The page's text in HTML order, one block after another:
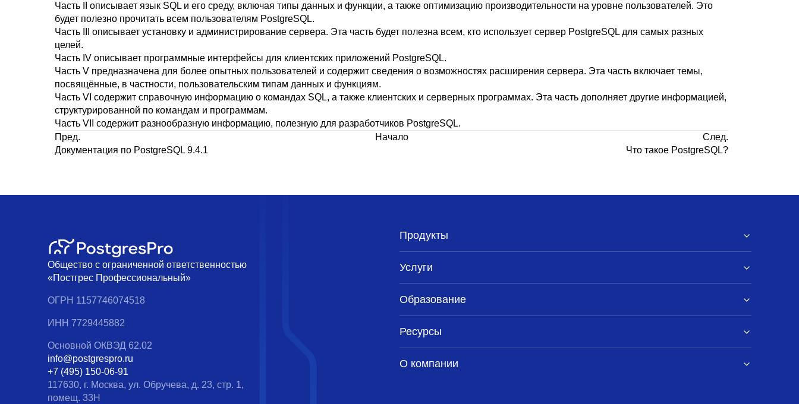
Часть II
описывает язык SQL и его среду, включая типы данных и функции, а также оптимизацию производительности на уровне пользователей. Это
будет полезно прочитать всем пользователям PostgreSQL.
Часть III
описывает установку и администрирование сервера. Эта часть будет полезна всем, кто использует сервер PostgreSQL для самых разных
целей.
Часть IV описывает программные интерфейсы для клиентских приложений PostgreSQL.
Часть V предназначена для более опытных пользователей и содержит сведения о возможностях расширения сервера. Эта часть включает темы,
посвящённые, в частности, пользовательским типам данных и функциям.
Часть VI содержит справочную информацию о командах SQL, а также клиентских и серверных программах. Эта часть дополняет другие информацией,
структурированной по командам и программам.
Часть VII
содержит разнообразную информацию, полезную для разработчиков PostgreSQL.
Пред.
Начало
След.
Документация по PostgreSQL 9.4.1
Что такое PostgreSQL?
Общество с ограниченной ответственностью
«Постгрес Профессиональный»
ОГРН 1157746074518
ИНН 7729445882
Основной ОКВЭД 62.02
info@postgrespro.ru
+7 (495) 150-06-91
117630, г. Москва, ул. Обручева, д. 23, стр. 1,
помещ. 33Н
Продукты
Услуги
Образование
Ресурсы
О компании